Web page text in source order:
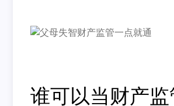
谁可以当财产监